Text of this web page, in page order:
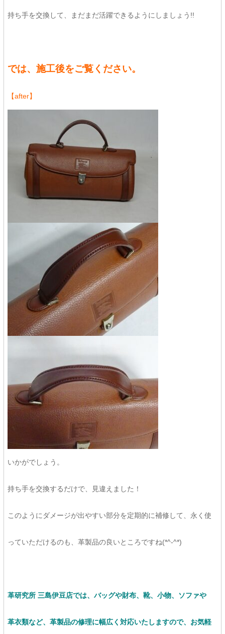
持ち手を交換して、まだまだ活躍できるようにしましょう!!
では、施工後をご覧ください。
【after】
いかがでしょう。
持ち手を交換するだけで、見違えました！
このようにダメージが出やすい部分を定期的に補修して、永く使
っていただけるのも、革製品の良いところですね(*^-^*)
革研究所 三島伊豆店では、バッグや財布、靴、小物、ソファや
革衣類など、革製品の修理に幅広く対応いたしますので、お気軽